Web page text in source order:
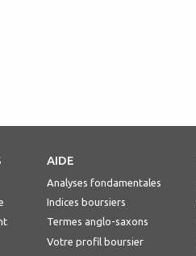
AIDE
Analyses fondamentales
Indices boursiers
Termes anglo-saxons
Votre profil boursier